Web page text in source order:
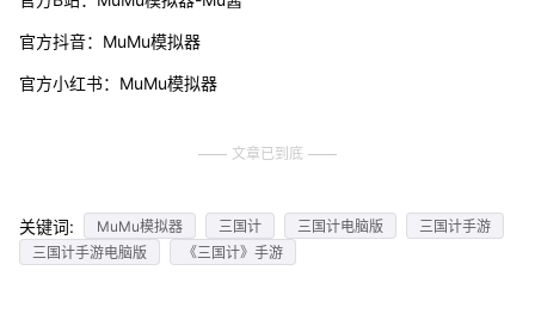
官方抖音：MuMu模拟器
官方小红书：MuMu模拟器
文章已到底
关键词: MuMu模拟器 三国计 三国计电脑版
三国计手游
三国计手游电脑版
《三国计》手游